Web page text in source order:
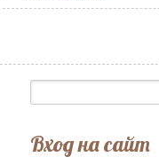
Вход на сайт